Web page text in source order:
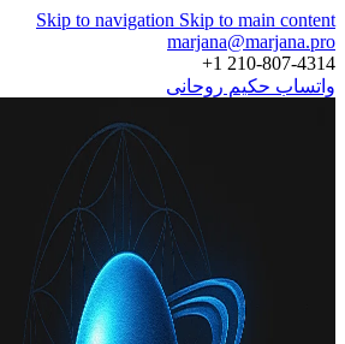
Skip to navigation Skip to main content
marjana@marjana.pro
+1 210-807-4314
واتساب حكيم روحانى